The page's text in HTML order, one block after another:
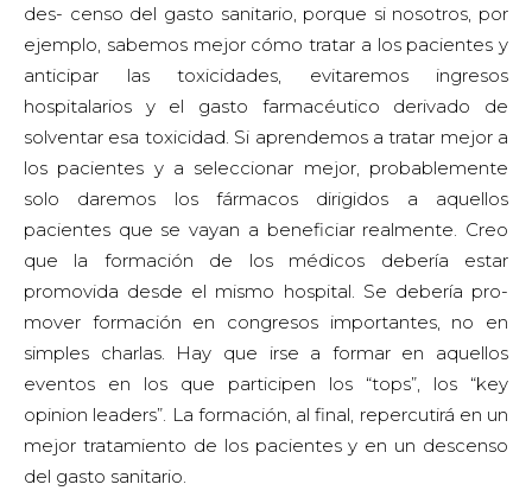
des- censo del gasto sanitario, porque si nosotros, por
ejemplo, sabemos mejor cómo tratar a los pacientes y
anticipar las toxicidades, evitaremos ingresos
hospitalarios y el gasto farmacéutico derivado de
solventar esa toxicidad. Si aprendemos a tratar mejor a
los pacientes y a seleccionar mejor, probablemente
solo daremos los fármacos dirigidos a aquellos
pacientes que se vayan a beneficiar realmente. Creo
que la formación de los médicos debería estar
promovida desde el mismo hospital. Se debería pro-
mover formación en congresos importantes, no en
simples charlas. Hay que irse a formar en aquellos
eventos en los que participen los “tops”, los “key
opinion leaders”. La formación, al final, repercutirá en un
mejor tratamiento de los pacientes y en un descenso
del gasto sanitario.